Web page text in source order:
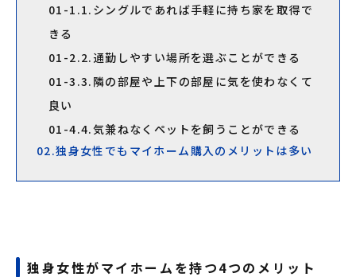
01-1.1.シングルであれば手軽に持ち家を取得で
きる
01-2.2.通勤しやすい場所を選ぶことができる
01-3.3.隣の部屋や上下の部屋に気を使わなくて
良い
01-4.4.気兼ねなくペットを飼うことができる
02.独身女性でもマイホーム購入のメリットは多い
独身女性がマイホームを持つ4つのメリット